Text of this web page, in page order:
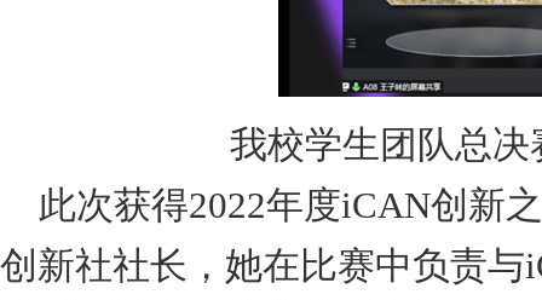
我校学生团队总
此次获得2022年度iCAN创新
创新社社长，她在比赛中负责与